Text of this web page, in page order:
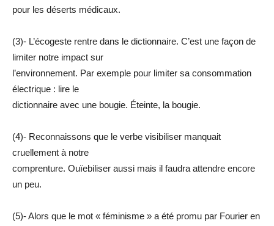
pour les déserts médicaux.
(3)- L’écogeste rentre dans le dictionnaire. C’est une façon de
limiter notre impact sur
l’environnement. Par exemple pour limiter sa consommation
électrique : lire le
dictionnaire avec une bougie. Éteinte, la bougie.
(4)- Reconnaissons que le verbe visibiliser manquait
cruellement à notre
comprenture. Ouïebiliser aussi mais il faudra attendre encore
un peu.
(5)- Alors que le mot « féminisme » a été promu par Fourier en